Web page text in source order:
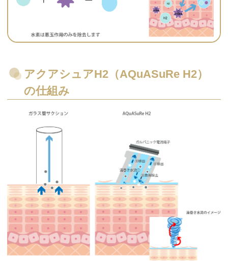
アクアシュアH2（AQuASuRe H2）
の仕組み